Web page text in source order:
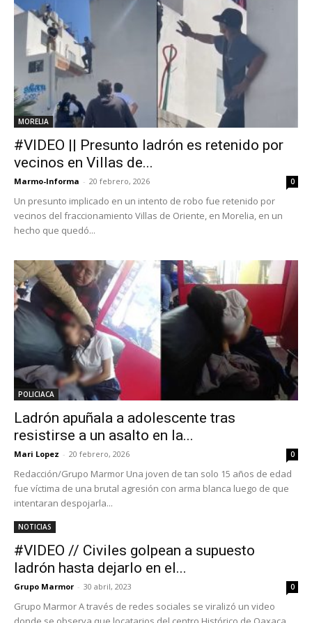
MORELIA
#VIDEO || Presunto ladrón es retenido por
vecinos en Villas de...
Marmo-Informa - 20 febrero, 2026 0
Un presunto implicado en un intento de robo fue retenido por
vecinos del fraccionamiento Villas de Oriente, en Morelia, en un
hecho que quedó...
POLICIACA
Ladrón apuñala a adolescente tras
resistirse a un asalto en la...
Mari Lopez - 20 febrero, 2026 0
Redacción/Grupo Marmor Una joven de tan solo 15 años de edad
fue víctima de una brutal agresión con arma blanca luego de que
intentaran despojarla...
NOTICIAS
#VIDEO // Civiles golpean a supuesto
ladrón hasta dejarlo en el...
Grupo Marmor - 30 abril, 2023 0
Grupo Marmor A través de redes sociales se viralizó un video